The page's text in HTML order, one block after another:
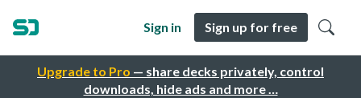
Upgrade to Pro — share decks privately, control
downloads, hide ads and more …
Sign in Sign up for free